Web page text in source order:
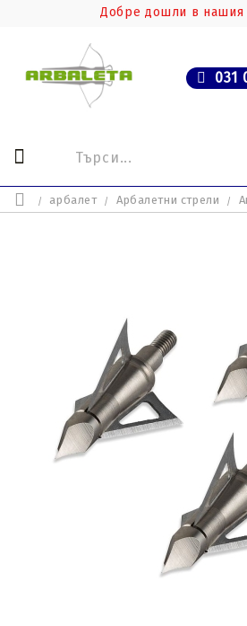
Добре дошли в нашия
031
арбалет Арбалетни стрели